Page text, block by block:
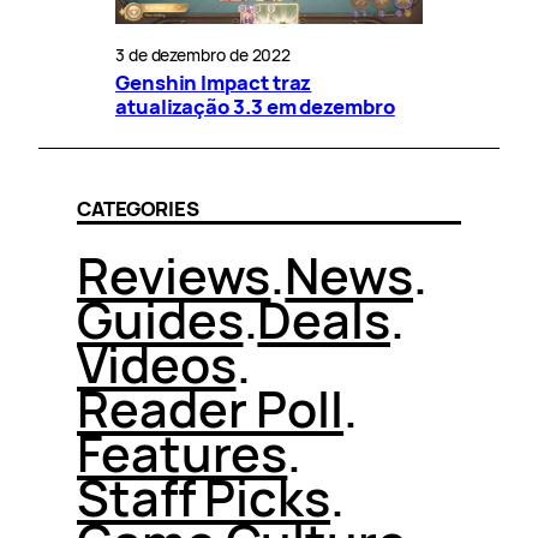
3 de dezembro de 2022
Genshin Impact traz
atualização 3.3 em dezembro
CATEGORIES
Reviews.News.
Guides.Deals.
Videos.
Reader Poll.
Features.
Staff Picks.